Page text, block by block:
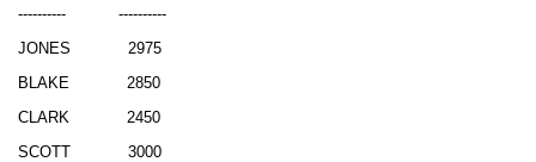
---------- ----------
JONES 2975
BLAKE 2850
CLARK 2450
SCOTT 3000